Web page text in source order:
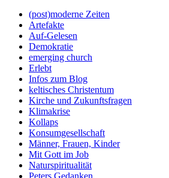
(post)moderne Zeiten
Artefakte
Auf-Gelesen
Demokratie
emerging church
Erlebt
Infos zum Blog
keltisches Christentum
Kirche und Zukunftsfragen
Klimakrise
Kollaps
Konsumgesellschaft
Männer, Frauen, Kinder
Mit Gott im Job
Naturspiritualität
Peters Gedanken